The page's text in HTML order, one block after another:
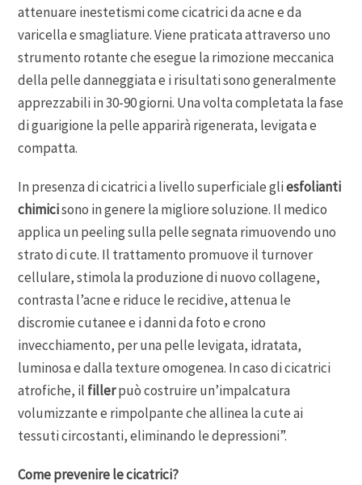
attenuare inestetismi come cicatrici da acne e da
varicella e smagliature. Viene praticata attraverso uno
strumento rotante che esegue la rimozione meccanica
della pelle danneggiata e i risultati sono generalmente
apprezzabili in 30-90 giorni. Una volta completata la fase
di guarigione la pelle apparirà rigenerata, levigata e
compatta.
In presenza di cicatrici a livello superficiale gliesfolianti
chimicisono in genere la migliore soluzione. Il medico
applica un peeling sulla pelle segnata rimuovendo uno
strato di cute. Il trattamento promuove il turnover
cellulare, stimola la produzione di nuovo collagene,
contrasta l’acne e riduce le recidive, attenua le
discromie cutanee e i danni da foto e crono
invecchiamento, per una pelle levigata, idratata,
luminosa e dalla texture omogenea. In caso di cicatrici
atrofiche, il fillerpuò costruire un’impalcatura
volumizzante e rimpolpante che allinea la cute ai
tessuti circostanti, eliminando le depressioni”.
Come prevenire le cicatrici?